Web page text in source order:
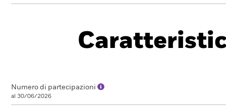
Numero di partecipazioni
al 30/06/2026